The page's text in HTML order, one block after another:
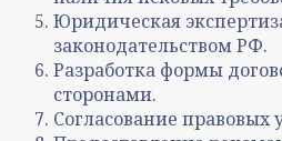
Юридическая
законодательством РФ.
Разработка формы
сторонами.
Согласование правовых